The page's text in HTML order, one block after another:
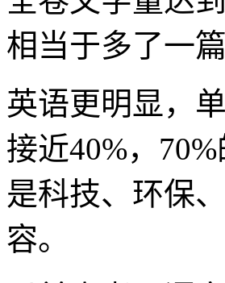
相当于多了一
英语更明显，
接近40%，
是科技、环保
容。